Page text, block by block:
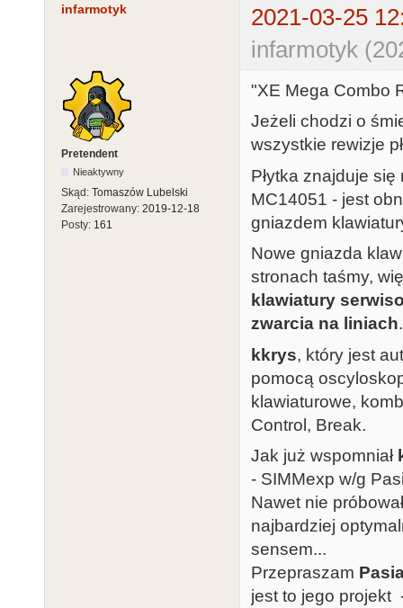
infarmotyk
2021-03-25
infarmotyk
Pretendent
Nieaktywny
Skąd: Tomaszów Lubelski
Zarejestrowany: 2019-12-18
Posty: 161
"XE Mega Combo
Jeżeli chodzi o
wszystkie rewizje
Płytka znajduje
MC14051 - jest
gniazdem
Nowe gniazda
stronach taśmy,
klawiatury
zwarcia na liniach.
kkrys, który jest
pomocą
klawiaturowe,
Control, Break.
Jak już wspomniał
- SIMMexp w/g
Nawet nie
najbardziej
sensem...
Przepraszam
jest to jego projekt